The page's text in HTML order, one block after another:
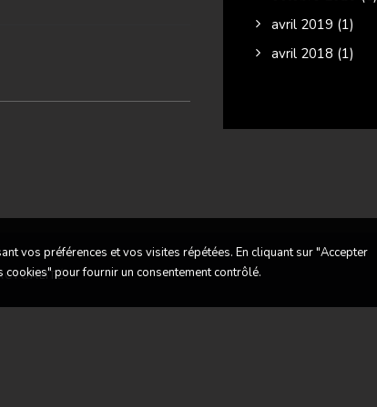
avril 2019 (1)
avril 2018 (1)
vos préférences et vos visites répétées. En cliquant sur "Accepter
pour fournir un consentement contrôlé.